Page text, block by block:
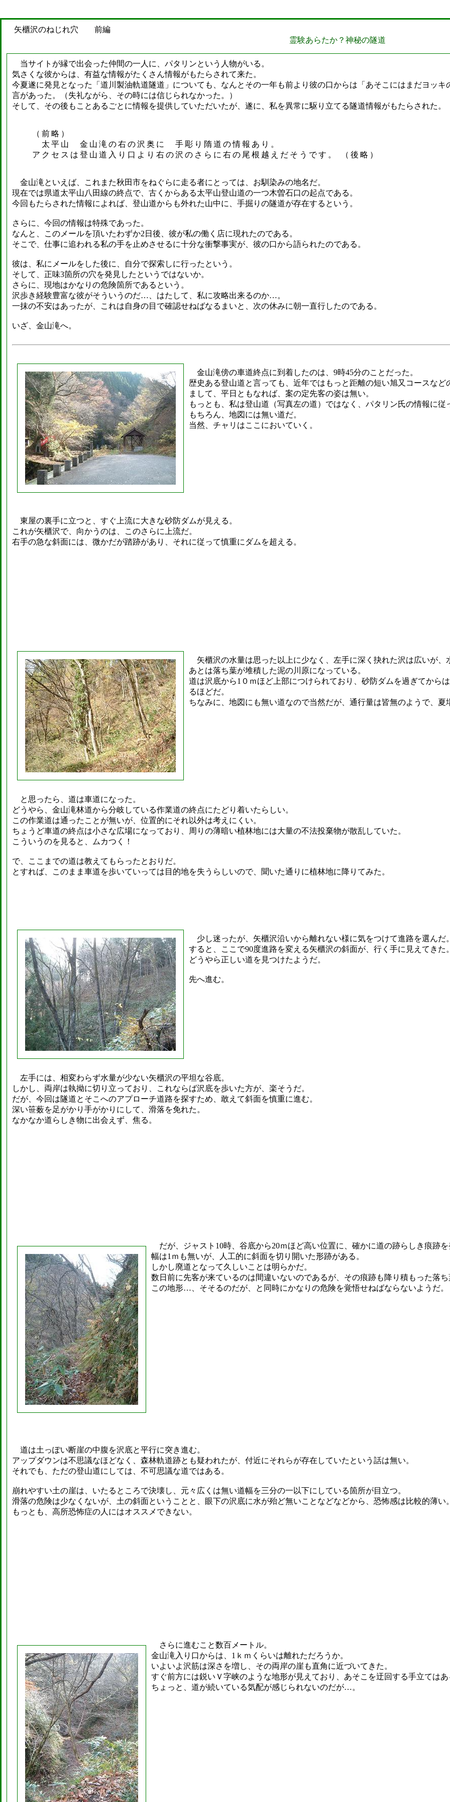
矢櫃沢のねじれ穴 前編
霊験あらたか？神秘の隧道
当サイトが縁で出会った仲間の一人に、パタリンという人物がいる。
気さくな彼からは、有益な情報がたくさん情報がもたらされて来た。
今夏遂に発見となった「道川製油軌道隧道」についても、なんとその一年も前より彼の口からは「あそこにはまだヨッ
言があった。（失礼ながら、その時には信じられなかった。）
そして、その後もことあるごとに情報を提供していただいたが、遂に、私を異常に駆り立てる隧道情報がもたらされた。
（前略）
太平山 金山滝の右の沢奥に 手彫り隋道の情報あり。
アクセスは登山道入り口より右の沢のさらに右の尾根越えだそうです。 （後略）
金山滝といえば、これまた秋田市をねぐらに走る者にとっては、お馴染みの地名だ。
現在では県道太平山八田線の終点で、古くからある太平山登山道の一つ木曽石口の起点である。
今回もたらされた情報によれば、登山道からも外れた山中に、手掘りの隧道が存在するという。
さらに、今回の情報は特殊であった。
なんと、このメールを頂いたわずか2日後、彼が私の働く店に現れたのである。
そこで、仕事に追われる私の手を止めさせるに十分な衝撃事実が、彼の口から語られたのである。
彼は、私にメールをした後に、自分で探索しに行ったという。
そして、正味3箇所の穴を発見したというではないか。
さらに、現地はかなりの危険箇所であるという。
沢歩き経験豊富な彼がそういうのだ…、はたして、私に攻略出来るのか…。
一抹の不安はあったが、これは自身の目で確認せねばなるまいと、次の休みに朝一直行したのである。
いざ、金山滝へ。
金山滝傍の車道終点に到着したのは、9時45分のことだった。
歴史ある登山道と言っても、近年ではもっと距離の短い旭又コースな
まして、平日ともなれば、案の定先客の姿は無い。
もっとも、私は登山道（写真左の道）ではなく、パタリン氏の情報に
もちろん、地図には無い道だ。
当然、チャリはここにおいていく。
東屋の裏手に立つと、すぐ上流に大きな砂防ダムが見える。
これが矢櫃沢で、向かうのは、このさらに上流だ。
右手の急な斜面には、微かだが踏跡があり、それに従って慎重にダムを超える。
矢櫃沢の水量は思った以上に少なく、左手に深く抉れた沢は広いが
あとは落ち葉が堆積した泥の川原になっている。
道は沢底から1０ｍほど上部につけられており、砂防ダムを過ぎてから
るほどだ。
ちなみに、地図にも無い道なので当然だが、通行量は皆無のようで、
と思ったら、道は車道になった。
どうやら、金山滝林道から分岐している作業道の終点にたどり着いたらしい。
この作業道は通ったことが無いが、位置的にそれ以外は考えにくい。
ちょうど車道の終点は小さな広場になっており、周りの薄暗い植林地には大量の不法投棄物が散乱していた。
こういうのを見ると、ムカつく！
で、ここまでの道は教えてもらったとおりだ。
とすれば、このまま車道を歩いていっては目的地を失うらしいので、聞いた通りに植林地に降りてみた。
少し迷ったが、矢櫃沢沿いから離れない様に気をつけて進路を選んだ
すると、ここで90度進路を変える矢櫃沢の斜面が、行く手に見えてきた
どうやら正しい道を見つけたようだ。
先へ進む。
左手には、相変わらず水量が少ない矢櫃沢の平坦な谷底。
しかし、両岸は執拗に切り立っており、これならば沢底を歩いた方が、楽そうだ。
だが、今回は隧道とそこへのアプローチ道路を探すため、敢えて斜面を慎重に進む。
深い笹薮を足がかり手がかりにして、滑落を免れた。
なかなか道らしき物に出会えず、焦る。
だが、ジャスト10時、谷底から20ｍほど高い位置に、確かに道の跡らしき痕跡
幅は1ｍも無いが、人工的に斜面を切り開いた形跡がある。
しかし廃道となって久しいことは明らかだ。
数日前に先客が来ているのは間違いないのであるが、その痕跡も降り積もった落
この地形…、そそるのだが、と同時にかなりの危険を覚悟せねばならないようだ。
道は土っぽい断崖の中腹を沢底と平行に突き進む。
アップダウンは不思議なほどなく、森林軌道跡とも疑われたが、付近にそれらが存在していたという話は無い。
それでも、ただの登山道にしては、不可思議な道ではある。
崩れやすい土の崖は、いたるところで決壊し、元々広くは無い道幅を三分の一以下にしている箇所が目立つ。
滑落の危険は少なくないが、土の斜面ということと、眼下の沢底に水が殆ど無いことなどなどから、恐怖感は比較的薄い
もっとも、高所恐怖症の人にはオススメできない。
さらに進むこと数百メートル。
金山滝入り口からは、1ｋｍくらいは離れただろうか。
いよいよ沢筋は深さを増し、その両岸の崖も直角に近づいてきた。
すぐ前方には鋭いＶ字峡のような地形が見えており、あそこを迂回する手立ては
ちょっと、道が続いている気配が感じられないのだが…。